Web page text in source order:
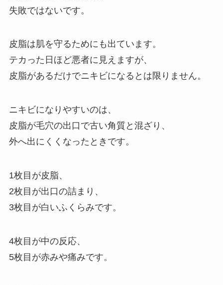
失敗ではないです。
皮脂は肌を守るためにも出ています。
テカった日ほど悪者に見えますが、
皮脂があるだけでニキビになるとは限りません。
ニキビになりやすいのは、
皮脂が毛穴の出口で古い角質と混ざり、
外へ出にくくなったときです。
1枚目が皮脂、
2枚目が出口の詰まり、
3枚目が白いふくらみです。
4枚目が中の反応、
5枚目が赤みや痛みです。